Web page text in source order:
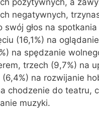
negatywnych,
swój głos na spotkania
(16,1%) na
na spędzanie
trzech (9,7%) na
na rozwijanie
chodzenie do teatru,
muzyki.